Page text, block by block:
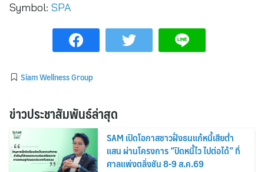
Symbol: SPA
Siam Wellness Group
ข่าวประชาสัมพันธ์ล่าสุด
SAM เปิดโอกาสชาวฝั่งธนแก้หนี้เสียต่ำ
แสน ผ่านโครงการ “ปิดหนี้ไว ไปต่อได้” ที่
ศาลแพ่งตลิ่งชัน 8-9 ส.ค.69